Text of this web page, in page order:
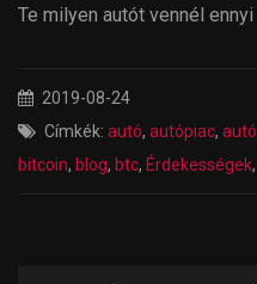
Te milyen autót vennél
2019-08-24
Címkék: autó, autópiac,
bitcoin, blog, btc, Érdekességek,